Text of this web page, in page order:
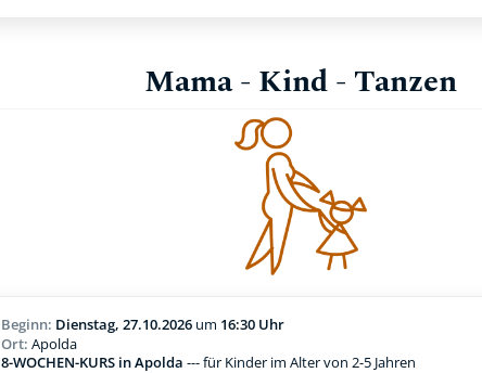
Mama - Kind - Tanzen
Beginn: Dienstag, 27.10.2026 um 16:30 Uhr
Ort: Apolda
8-WOCHEN-KURS in Apolda --- für Kinder im Alter von 2-5 Jahren